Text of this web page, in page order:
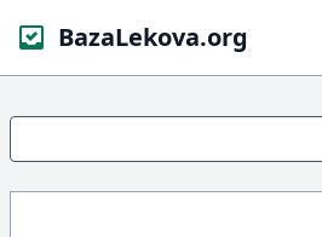
BazaLekova.org